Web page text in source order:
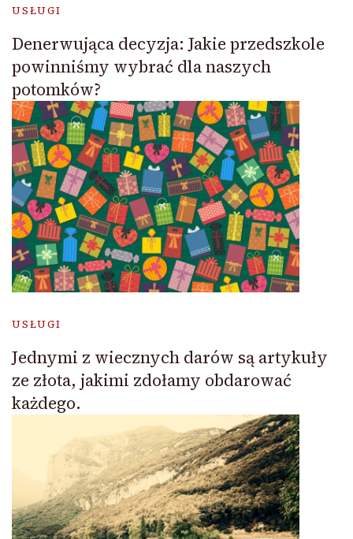
USŁUGI
Denerwująca decyzja: Jakie przedszkole
powinniśmy wybrać dla naszych
potomków?
USŁUGI
Jednymi z wiecznych darów są artykuły
ze złota, jakimi zdołamy obdarować
każdego.